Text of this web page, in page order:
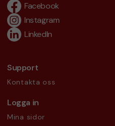
Facebook
Instagram
LinkedIn
Support
Kontakta oss
Logga in
Mina sidor